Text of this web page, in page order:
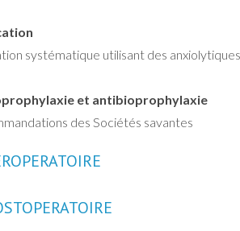
systématique utilisant des
et antibioprophylaxie
des Sociétés savantes